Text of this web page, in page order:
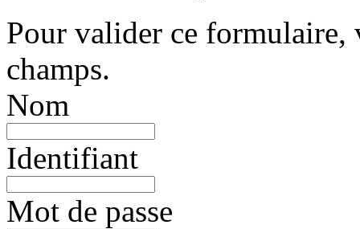
Pour valider ce formulaire,
champs.
Nom
Identifiant
Mot de passe